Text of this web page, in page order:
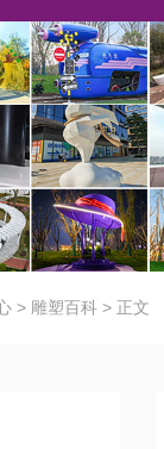
> 雕塑百科 > 正文